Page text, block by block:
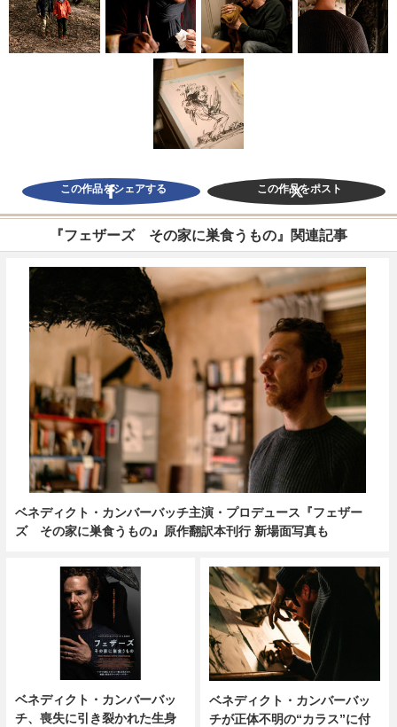
この作品をシェアする この作品をポスト
『フェザーズ その家に巣食うもの』関連記事
ベネディクト・カンバーバッチ主演・プロデュース『フェザー
ズ その家に巣食うもの』原作翻訳本刊行 新場面写真も
ベネディクト・カンバーバッ
チ、喪失に引き裂かれた生身
ベネディクト・カンバーバッ
チが正体不明の“カラス”に付